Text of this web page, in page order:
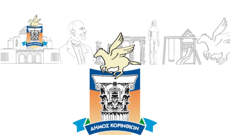
ΔΗΜΟΣ
ΚΟΡΙΝΘΙΩΝ